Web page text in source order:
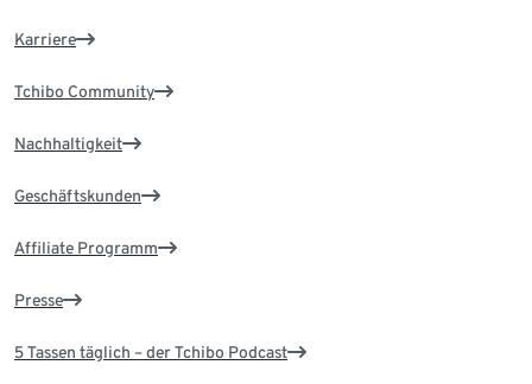
Karriere
Tchibo Community
Nachhaltigkeit
Geschäftskunden
Affiliate Programm
Presse
5 Tassen täglich – der Tchibo Podcast